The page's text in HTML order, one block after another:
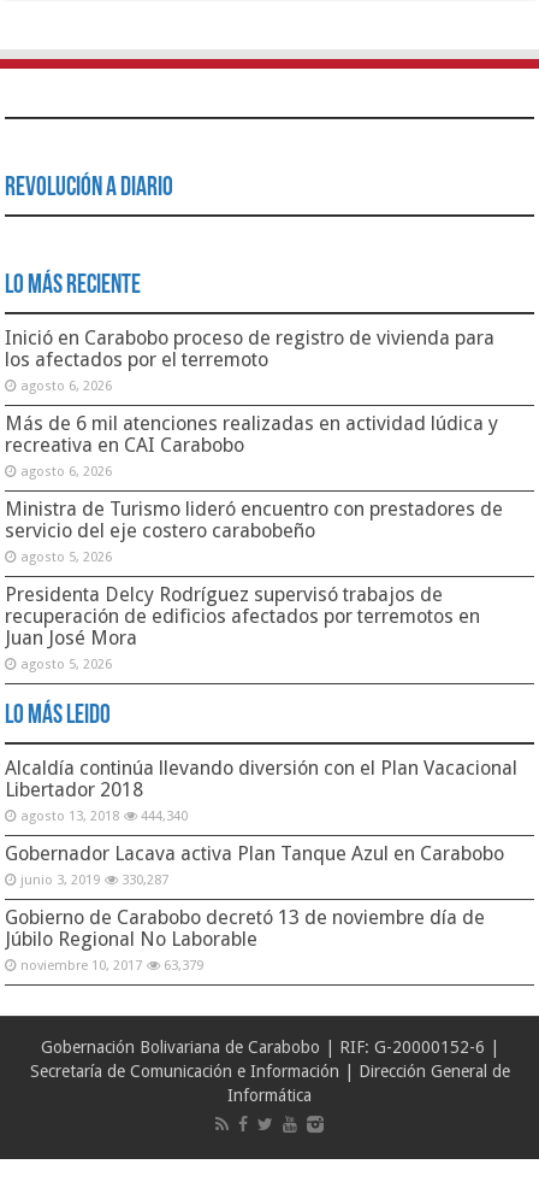
Revolución a Diario
Lo Más Reciente
Inició en Carabobo proceso de registro de vivienda para
los afectados por el terremoto
agosto 6, 2026
Más de 6 mil atenciones realizadas en actividad lúdica y
recreativa en CAI Carabobo
agosto 6, 2026
Ministra de Turismo lideró encuentro con prestadores de
servicio del eje costero carabobeño
agosto 5, 2026
Presidenta Delcy Rodríguez supervisó trabajos de
recuperación de edificios afectados por terremotos en
Juan José Mora
agosto 5, 2026
Lo Más Leido
Alcaldía continúa llevando diversión con el Plan Vacacional
Libertador 2018
agosto 13, 2018 444,340
Gobernador Lacava activa Plan Tanque Azul en Carabobo
junio 3, 2019 330,287
Gobierno de Carabobo decretó 13 de noviembre día de
Júbilo Regional No Laborable
noviembre 10, 2017 63,379
Gobernación Bolivariana de Carabobo | RIF: G-20000152-6 |
Secretaría de Comunicación e Información | Dirección General de
Informática